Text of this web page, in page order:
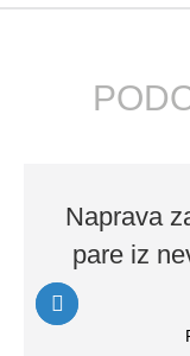
Naprava
pare iz